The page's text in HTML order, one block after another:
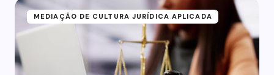
MEDIAÇÃO DE CULTURA JURÍDICA APLICADA